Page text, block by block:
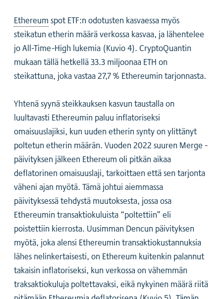
Ethereumspot ETF:n odotusten kasvaessa myös
steikatun etherin määrä verkossa kasvaa, ja lähentelee
jo All-Time-High lukemia (Kuvio 4). CryptoQuantin
mukaan tällä hetkellä 33.3 miljoonaa ETH on
steikattuna, joka vastaa 27,7 % Ethereumin tarjonnasta.
Yhtenä syynä steikkauksen kasvun taustalla on
luultavasti Ethereumin paluu inflatoriseksi
omaisuuslajiksi, kun uuden etherin synty on ylittänyt
poltetun etherin määrän. Vuoden 2022 suuren Merge -
päivityksen jälkeen Ethereum oli pitkän aikaa
deflatorinen omaisuuslaji, tarkoittaen että sen tarjonta
väheni ajan myötä. Tämä johtui aiemmassa
päivityksessä tehdystä muutoksesta, jossa osa
Ethereumin transaktiokuluista “poltettiin” eli
poistettiin kierrosta. Uusimman Dencun päivityksen
myötä, joka alensi Ethereumin transaktiokustannuksia
lähes nelinkertaisesti, on Ethereum kuitenkin palannut
takaisin inflatoriseksi, kun verkossa on vähemmän
traksaktiokuluja poltettavaksi, eikä nykyinen määrä riitä